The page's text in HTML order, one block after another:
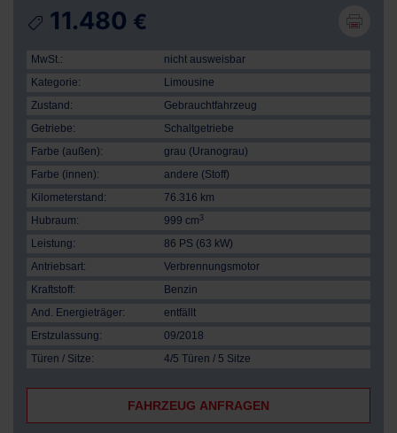
11.480 €
MwSt.:
nicht ausweisbar
Kategorie:
Limousine
Zustand:
Gebrauchtfahrzeug
Getriebe:
Schaltgetriebe
Farbe (außen):
grau (Uranograu)
Farbe (innen):
andere (Stoff)
Kilometerstand:
76.316 km
Hubraum:
999 cm3
Leistung:
86 PS (63 kW)
Antriebsart:
Verbrennungsmotor
Kraftstoff:
Benzin
And. Energieträger:
entfällt
Erstzulassung:
09/2018
Türen / Sitze:
4/5 Türen / 5 Sitze
FAHRZEUG ANFRAGEN